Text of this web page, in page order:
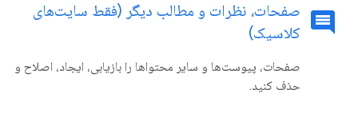
comment صفحات، نظرات و مطالب دیگر (فقط سایت‌های
کلاسیک)
صفحات، پیوست‌ها و سایر محتواها را بازیابی، ایجاد، اصلاح و
حذف کنید.